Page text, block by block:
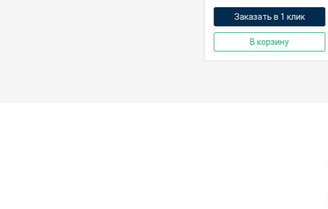
Заказать в 1 клик
В корзину